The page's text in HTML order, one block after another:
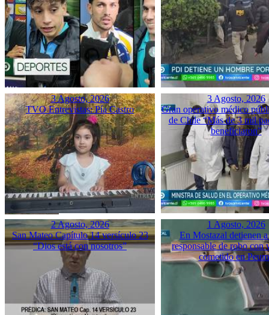
3 Agosto, 2026
TVO Entrevistas: Pía Castro
3 Agosto, 2026
Gran operativo médico
de Chile “Más de 3 mil
beneficiaron”
2 Agosto, 2026
San Mateo Capítulo 14 versículo 23
“Dios está con nosotros”
1 Agosto, 2026
En Mostazal detienen
responsable de robo con
cometido en